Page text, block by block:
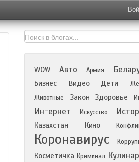
WOW Авто Армия
Бизнес Видео Дети
Животные
Закон Здоровье
Интернет Искусство
Казахстан Кино
Коронавирус
Косметичка Криминал